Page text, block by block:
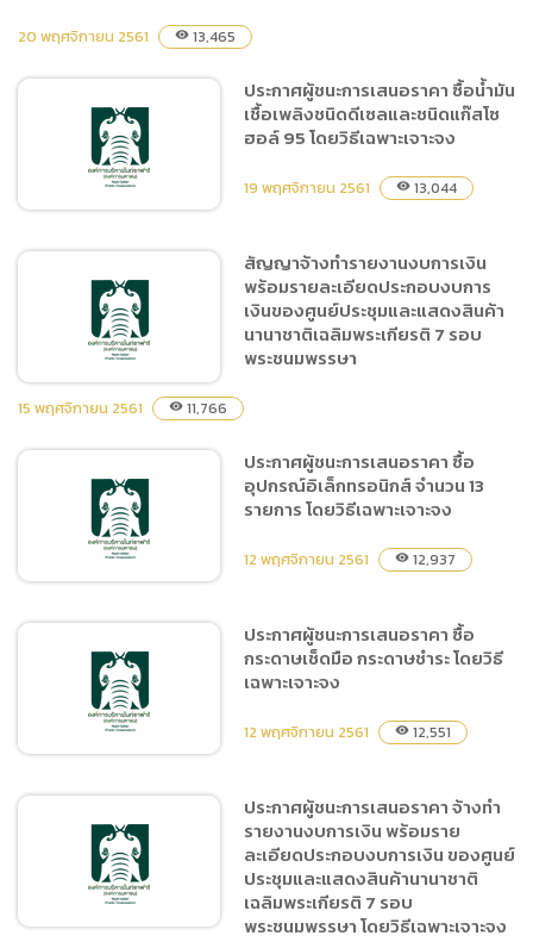
ประกาศผู้ชนะการเสนอราคา
ความปลอดภัยในพื้นที่ศูนย์
20 พฤศจิกายน 2561 visibility 13,465
ประกาศผู้ชนะการเสนอราคา
ซื้อน้ำมันเชื้อเพลิงชนิดดีเซล
และชนิดแก๊สโซฮอล์ 95 โดย
วิธีเฉพาะเจาะจง
ประกาศผู้ชนะการเสนอราคา ซื้อน้ำมัน
เชื้อเพลิงชนิดดีเซลและชนิดแก๊สโซ
ฮอล์ 95 โดยวิธีเฉพาะเจาะจง
19 พฤศจิกายน 2561 visibility 13,044
เงิน พร้อมรายละเอียด
ประกอบงบการเงินของศูนย์
ประชุมและแสดงสินค้า
นานาชาติเฉลิมพระเกียรติ 7
สัญญาจ้างทำรายงานงบการเงิน
พร้อมรายละเอียดประกอบงบการ
เงินของศูนย์ประชุมและแสดงสินค้า
นานาชาติเฉลิมพระเกียรติ 7 รอบ
พระชนมพรรษา
15 พฤศจิกายน 2561 visibility 11,766
ประกาศผู้ชนะการเสนอราคา
ซื้ออุปกรณ์อิเล็กทรอนิกส์
จำนวน 13 รายการ โดยวิธี
เฉพาะเจาะจง
ประกาศผู้ชนะการเสนอราคา ซื้อ
อุปกรณ์อิเล็กทรอนิกส์ จำนวน 13
รายการ โดยวิธีเฉพาะเจาะจง
12 พฤศจิกายน 2561 visibility 12,937
ประกาศผู้ชนะการเสนอราคา
ซื้อกระดาษเช็ดมือ กระดาษ
ชำระ โดยวิธีเฉพาะเจาะจง
ประกาศผู้ชนะการเสนอราคา ซื้อ
กระดาษเช็ดมือ กระดาษชำระ โดยวิธี
เฉพาะเจาะจง
12 พฤศจิกายน 2561 visibility 12,551
ประกาศผู้ชนะการเสนอราคา จ้างทำ
รายงานงบการเงิน พร้อมราย
ละเอียดประกอบงบการเงิน ของศูนย์
ประชุมและแสดงสินค้านานาชาติ
เฉลิมพระเกียรติ 7 รอบ
พระชนมพรรษา โดยวิธีเฉพาะเจาะจง